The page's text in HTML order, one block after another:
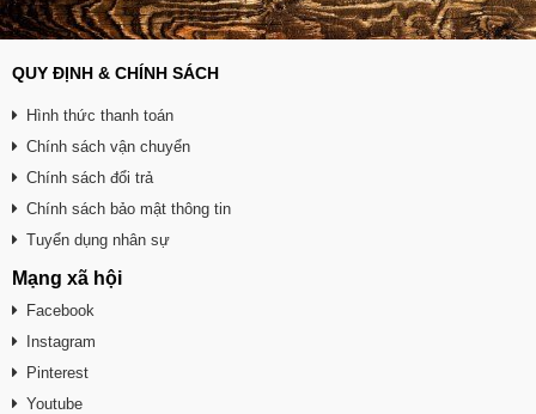
QUY ĐỊNH & CHÍNH SÁCH
Hình thức thanh toán
Chính sách vận chuyển
Chính sách đổi trả
Chính sách bảo mật thông tin
Tuyển dụng nhân sự
Mạng xã hội
Facebook
Instagram
Pinterest
Youtube